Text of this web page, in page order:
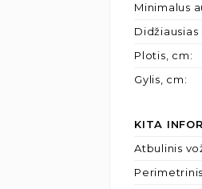
Minimalus
Didžiausias
Plotis, cm:
Gylis, cm:
KITA
Atbulinis